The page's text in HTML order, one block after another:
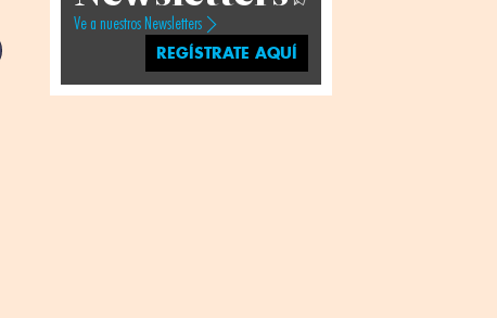
Ve a nuestros Newsletters
REGÍSTRATE AQUÍ